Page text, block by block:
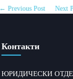
← Previous Post Next
Контакти
ЮРИДИЧЕСКИ